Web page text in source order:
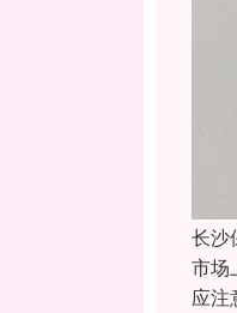
长沙
市场
应注